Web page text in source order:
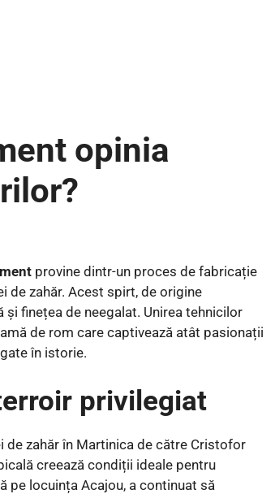
opinia
provine dintr-un proces de fabricație
de zahăr. Acest spirt, de origine
finețea de neegalat. Unirea tehnicilor
de rom care captivează atât pasionații
în istorie.
privilegiat
zahăr în Martinica de către Cristofor
creează condiții ideale pentru
pe locuința Acajou, a continuat să